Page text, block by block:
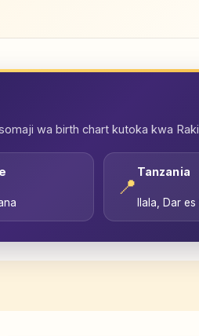
wa birth chart kutoka kwa
📍
Tanzania
Ilala, Dar